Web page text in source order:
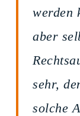
werden
aber
sehr,
solche